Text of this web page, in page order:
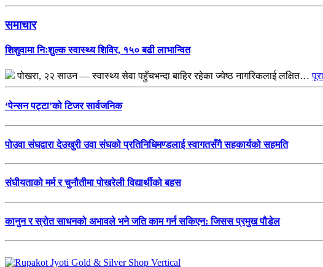
समाचार
शिशुवामा निःशुल्क स्वास्थ्य शिविर, १५० बढी लाभान्वित
पोखरा, २२ साउन — स्वास्थ्य सेवा पहुँचभन्दा बाहिर रहेका ज्येष्ठ नागरिकलाई लक्षित…
‘पेन्सन पट्टा’को टिजर सार्वजनिक
पोउवा संघद्वारा देउखुरी उवा संघको प्रतिनिधिमण्डलाई स्वागतसँगै सहकार्यको सहमति
संघीयताको मर्म र चुनौतीमा पोखरेली विद्यार्थीको बहस
कानुन र स्रोत साधनको अभावले भने जति काम गर्न सकिएन: जिसस प्रमुख पौडेल